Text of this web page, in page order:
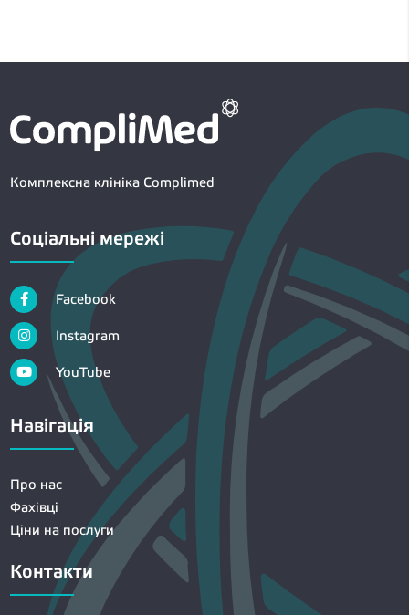
Комплексна клініка Complimed
Соціальні мережі
Facebook
Instagram
YouTube
Навігація
Про нас
Фахівці
Ціни на послуги
Контакти